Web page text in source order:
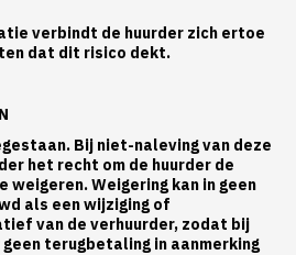
verbindt de huurder zich ertoe
dat dit risico dekt.
Bij niet-naleving van deze
het recht om de huurder de
Weigering kan in geen
als een wijziging of
van de verhuurder, zodat bij
terugbetaling in aanmerking